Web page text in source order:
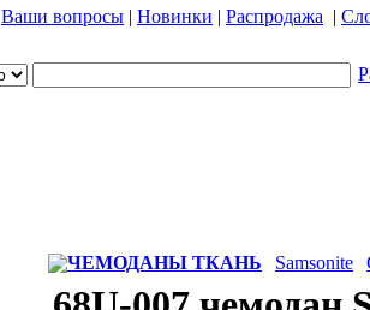
Ваши вопросы | Новинки | Распродажа |
ЧЕМОДАНЫ ТКАНЬ Samsonite